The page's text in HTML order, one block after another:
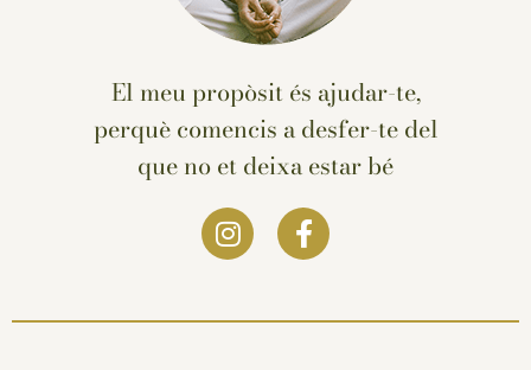
El meu propòsit és ajudar-te,
perquè comencis a desfer-te del
que no et deixa estar bé